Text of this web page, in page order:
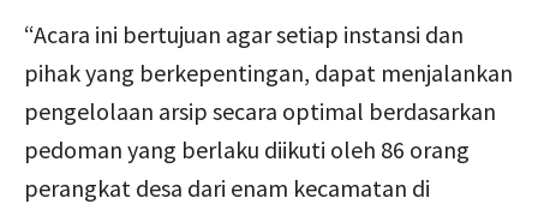
“Acara ini bertujuan agar setiap instansi dan
pihak yang berkepentingan, dapat menjalankan
pengelolaan arsip secara optimal berdasarkan
pedoman yang berlaku diikuti oleh 86 orang
perangkat desa dari enam kecamatan di